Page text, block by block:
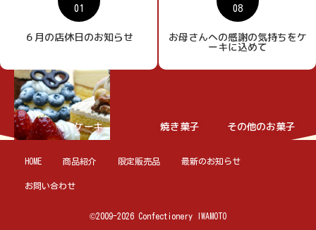
01
６月の店休日のお知らせ
08
お母さんへの感謝の気持ちをケ
ーキに込めて
ケーキ 焼き菓子 その他のお菓子
HOME 商品紹介 限定販売品 最新のお知らせ
お問い合わせ
©2009-2026 Confectionery IWAMOTO